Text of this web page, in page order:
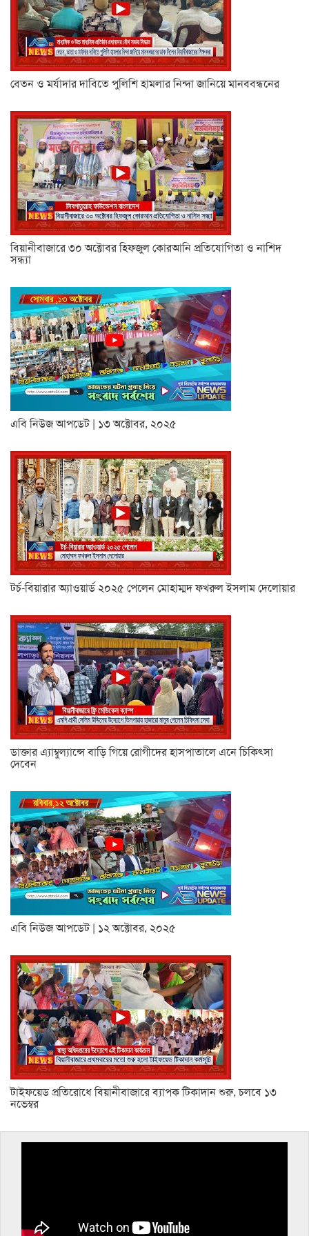
বেতন ও মর্যাদার দাবিতে পুলিশি হামলার নিন্দা জানিয়ে মানববন্ধনের
বিয়ানীবাজারে ৩০ অক্টোবর হিফজুল কোরআনি প্রতিযোগিতা ও নাশিদ
সন্ধ্যা
এবি নিউজ আপডেট | ১৩ অক্টোবর, ২০২৫
টর্চ-বিয়ারার অ্যাওয়ার্ড ২০২৫ পেলেন মোহাম্মদ ফখরুল ইসলাম দেলোয়ার
ডাক্তার এ্যাম্বুল্যান্সে বাড়ি গিয়ে রোগীদের হাসপাতালে এনে চিকিৎসা
দেবেন
এবি নিউজ আপডেট | ১২ অক্টোবর, ২০২৫
টাইফয়েড প্রতিরোধে বিয়ানীবাজারে ব্যাপক টিকাদান শুরু, চলবে ১৩
নভেম্বর